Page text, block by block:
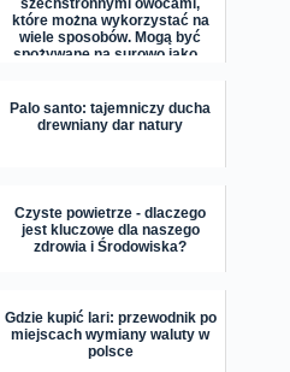
które można wykorzystać na
wiele sposobów. Mogą być
spożywane na surowo jako...
Palo santo: tajemniczy ducha
drewniany dar natury
Czyste powietrze - dlaczego
jest kluczowe dla naszego
zdrowia i Środowiska?
Gdzie kupić lari: przewodnik po
miejscach wymiany waluty w
polsce